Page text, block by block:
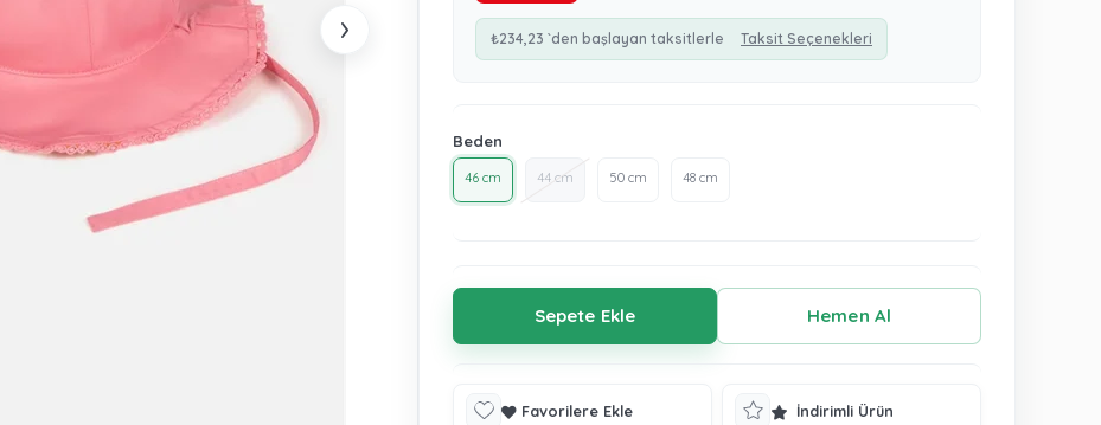
› ₺234,23 `den başlayan taksitlerle Taksit Seçenekleri
Beden
46 cm 44 cm 50 cm 48 cm
Favorilere Ekle İndirimli Ürün